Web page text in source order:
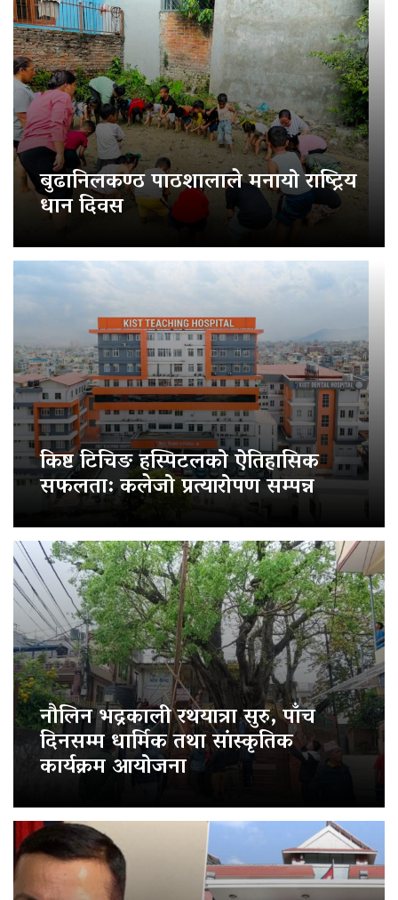
बुढानिलकण्ठ पाठशालाले मनायो राष्ट्रिय
धान दिवस
किष्ट टिचिङ हस्पिटलको ऐतिहासिक
सफलता: कलेजो प्रत्यारोपण सम्पन्न
नौलिन भद्रकाली रथयात्रा सुरु, पाँच
दिनसम्म धार्मिक तथा सांस्कृतिक
कार्यक्रम आयोजना